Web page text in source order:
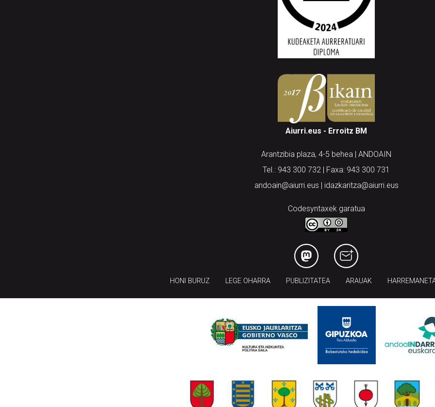
Aiurri.eus - Erroitz BM
Arantzibia plaza, 4-5 behea | ANDOAIN
Tel.: 943 300 732 | Faxa: 943 300 731
andoain@aiurri.eus | idazkaritza@aiurri.eus
Codesyntaxek garatua
HONI BURUZ LEGE OHARRA PUBLIZITATEA ARAUAK